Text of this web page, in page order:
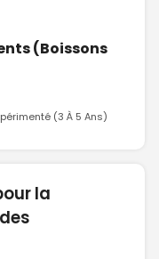
(Boissons
(3 À 5 Ans)
la